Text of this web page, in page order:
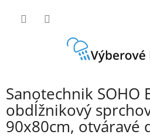
Sanotechnik SOHO
obdĺžnikový
90x80cm, otváravé